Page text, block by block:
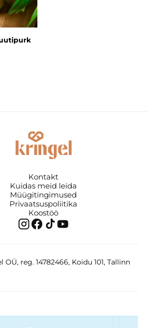
Kontakt
Kuidas meid leida
Müügitingimused
Privaatsuspoliitika
Koostöö
OÜ, reg. 14782466, Koidu 101, Tallinn